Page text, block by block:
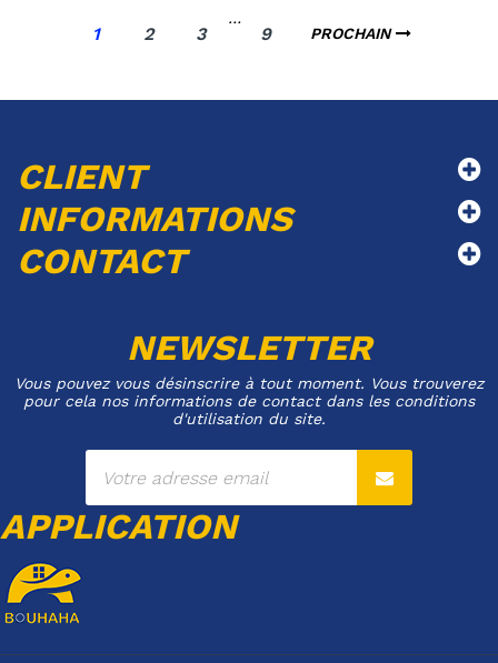
1 2 3
…
9 PROCHAIN
CLIENT
INFORMATIONS
CONTACT
NEWSLETTER
Vous pouvez vous désinscrire à tout moment. Vous trouverez
pour cela nos informations de contact dans les conditions
d'utilisation du site.
APPLICATION